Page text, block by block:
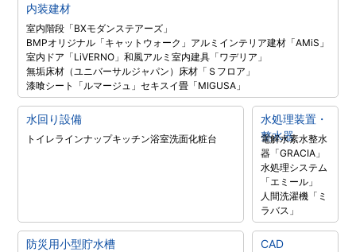
内装建材
室内階段「BXモダンステアーズ」
BMPオリジナル「キャットウォーク」 アルミインテリア建材「AMiS」
室内ドア「LiVERNO」和風アルミ室内建具「ワデリア」
無垢床材（ユニバーサルジャパン） 床材「Ｓフロア」
漆喰シート「ルマージュ」セキスイ畳「MIGUSA」
水回り設備
トイレラインナップキッチン浴室洗面化粧台
水処理装置・
整水器
電解水素水整水
器「GRACIA」
水処理システム
「エミール」
人間洗濯機「ミ
ラバス」
防災用小型貯水槽 CAD